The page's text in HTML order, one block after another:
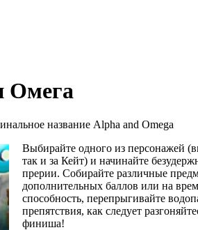
Омега
название Alpha and Omega
Выбирайте одного из персонажей
так и за Кейт) и начинайте
прерии. Собирайте различные
дополнительных баллов или на
способность, перепрыгивайте
препятствия, как следует
финиша!